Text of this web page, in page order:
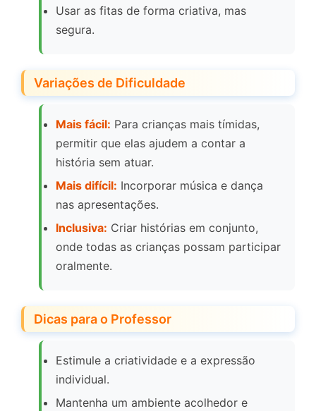
Usar as fitas de forma criativa, mas
segura.
Variações de Dificuldade
Mais fácil: Para crianças mais tímidas,
permitir que elas ajudem a contar a
história sem atuar.
Mais difícil: Incorporar música e dança
nas apresentações.
Inclusiva: Criar histórias em conjunto,
onde todas as crianças possam participar
oralmente.
Dicas para o Professor
Estimule a criatividade e a expressão
individual.
Mantenha um ambiente acolhedor e